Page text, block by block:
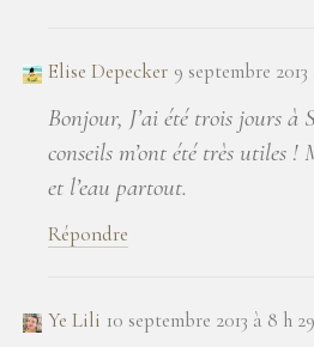
Elise Depecker 9 septembre
Bonjour, J’ai été trois jours à
conseils m’ont été très utiles !
et l’eau partout.
Répondre
Ye Lili 10 septembre 2013 à 8 h